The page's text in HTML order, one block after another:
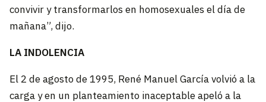
convivir y transformarlos en homosexuales el día de
mañana”, dijo.
LA INDOLENCIA
El 2 de agosto de 1995, René Manuel García volvió a la
carga y en un planteamiento inaceptable apeló a la